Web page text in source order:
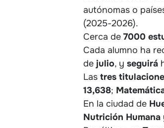
autónomas o
(2025-2026).
Cerca de 7000
Cada alumno ha
de julio, y seguirá
Las tres
13,638;
En la ciudad de
Nutrición